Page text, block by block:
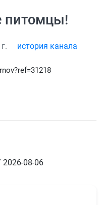
питомцы!
история канала
08-06